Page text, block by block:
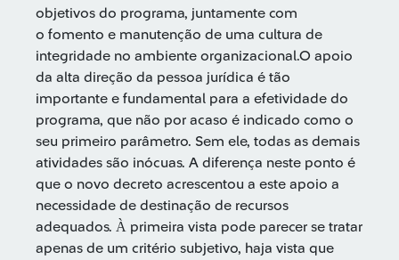
objetivos do programa, juntamente com
o fomento e manutenção de uma cultura de
integridade no ambiente organizacional. ​O apoio
da alta direção da pessoa jurídica é tão
importante e fundamental para a efetividade do
programa, que não por acaso é indicado como o
seu primeiro parâmetro. Sem ele, todas as demais
atividades são inócuas. A diferença neste ponto é
que o novo decreto acrescentou a este apoio a
necessidade de destinação de recursos
adequados. À primeira vista pode parecer se tratar
apenas de um critério subjetivo, haja vista que